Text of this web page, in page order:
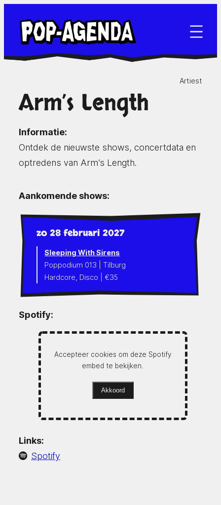
naar
inhoud
Artiest
Arm’s Length
Informatie:
Ontdek de nieuwste shows, concertdata en
optredens van Arm’s Length.
Aankomende shows:
zo 28 februari 2027
Sleeping With Sirens
Poppodium 013 | Tilburg
Hardcore, Disco | €35
Spotify:
Accepteer cookies om deze Spotify
embed te bekijken.
Akkoord
Links:
Spotify